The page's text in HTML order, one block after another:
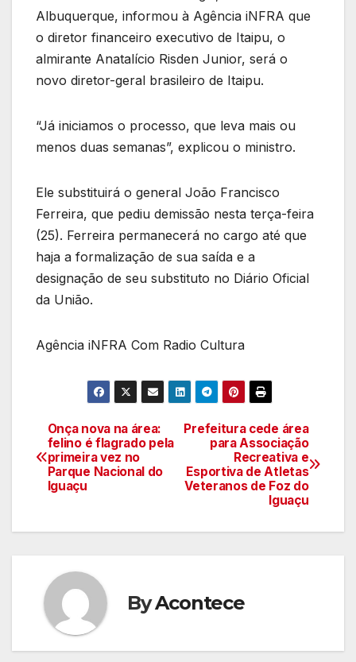
Albuquerque, informou à Agência iNFRA que
o diretor financeiro executivo de Itaipu, o
almirante Anatalício Risden Junior, será o
novo diretor-geral brasileiro de Itaipu.
“Já iniciamos o processo, que leva mais ou
menos duas semanas”, explicou o ministro.
Ele substituirá o general João Francisco
Ferreira, que pediu demissão nesta terça-feira
(25). Ferreira permanecerá no cargo até que
haja a formalização de sua saída e a
designação de seu substituto no Diário Oficial
da União.
Agência iNFRA Com Radio Cultura
Navegação
de
artigos
Prefeitura cede área
para Associação
Recreativa e
Esportiva de Atletas
Veteranos de Foz do
Iguaçu
Onça nova na área:
felino é flagrado pela
primeira vez no
Parque Nacional do
Iguaçu
ByAcontece